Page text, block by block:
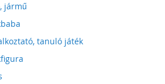
jármű
tanuló játék